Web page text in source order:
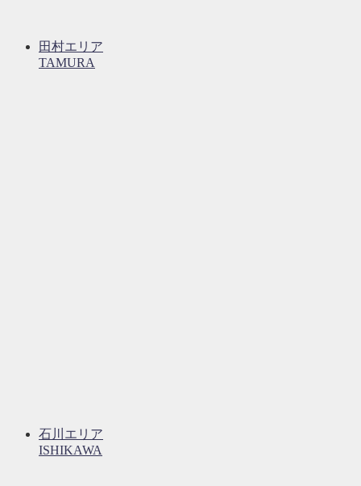
田村エリア
TAMURA
石川エリア
ISHIKAWA